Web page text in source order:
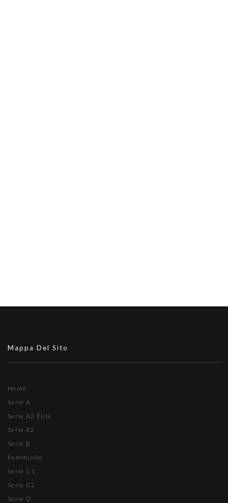
Mappa Del Sito
Home
Serie A
Serie A2 Élite
Serie A2
Serie B
Femminile
Serie C1
Serie C2
Serie D